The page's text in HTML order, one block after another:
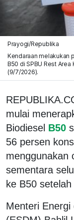
Prayogi/Republika
Kendaraan melakukan
B50 di SPBU Rest
(9/7/2026).
mulai
Biodiesel B50
56 persen
menggunakan
sementara
ke B50
Menteri Energi